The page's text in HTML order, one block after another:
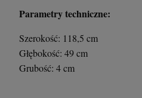
379,00 zł
397,00 zł
Parametry techniczne:
Szerokość: 118,5 cm
Głębokość: 49 cm
Grubość: 4 cm